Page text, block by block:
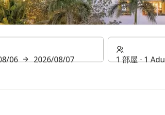
ル＆ネルソン
06 2026/08/07 1 部屋 ⋅ 1